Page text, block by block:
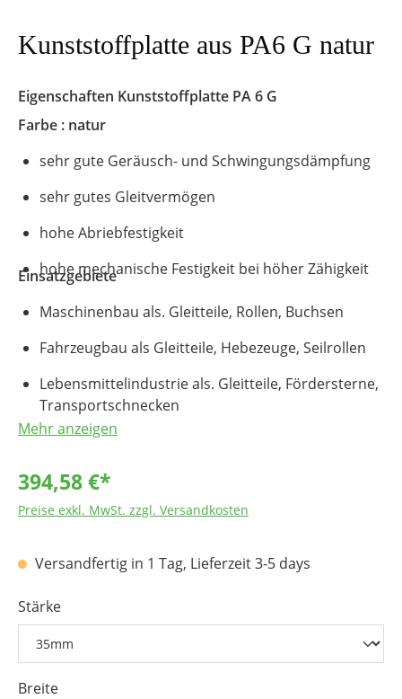
Kunststoffplatte aus PA6 G natur
Eigenschaften Kunststoffplatte PA 6 G
Farbe : natur
sehr gute Geräusch- und Schwingungsdämpfung
sehr gutes Gleitvermögen
hohe Abriebfestigkeit
hohe mechanische Festigkeit bei höher Zähigkeit
Einsatzgebiete
Maschinenbau als. Gleitteile, Rollen, Buchsen
Fahrzeugbau als Gleitteile, Hebezeuge, Seilrollen
Lebensmittelindustrie als. Gleitteile, Fördersterne,
Transportschnecken
Mehr anzeigen
394,58 €*
Preise exkl. MwSt. zzgl. Versandkosten
Versandfertig in 1 Tag, Lieferzeit 3-5 days
Stärke
Breite